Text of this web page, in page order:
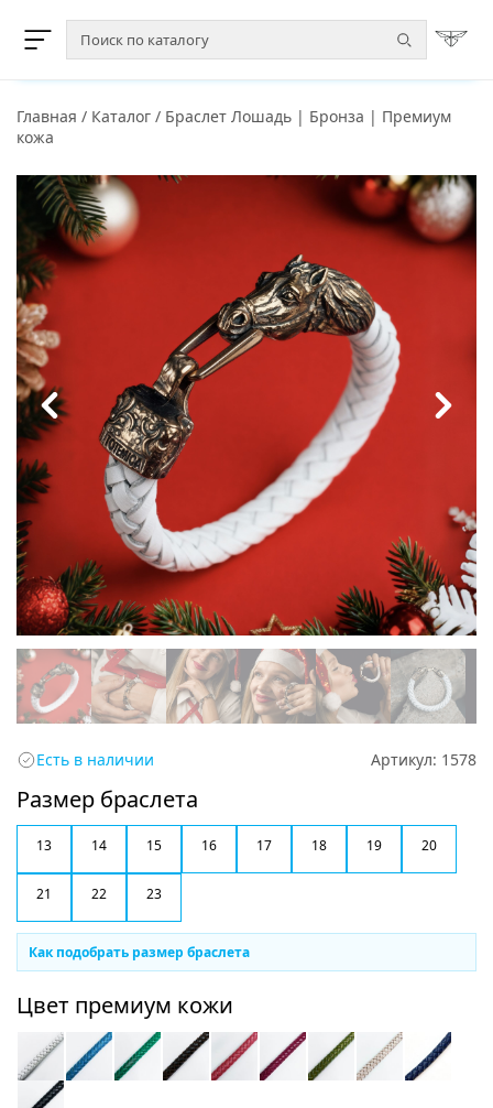
Главная / Каталог / Браслет Лошадь | Бронза | Премиум
кожа
Есть в наличии Артикул: 1578
Размер браслета
13 14 15 16 17 18 19 20
21 22 23
Как подобрать размер браслета
Цвет премиум кожи